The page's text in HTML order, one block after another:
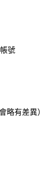
號
略有差異）